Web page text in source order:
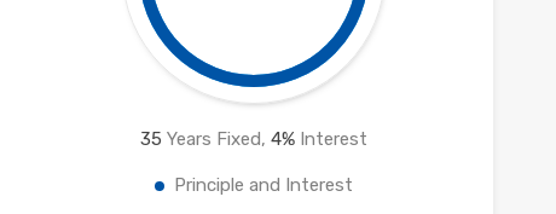
35 Years Fixed,4% Interest
Principle and Interest